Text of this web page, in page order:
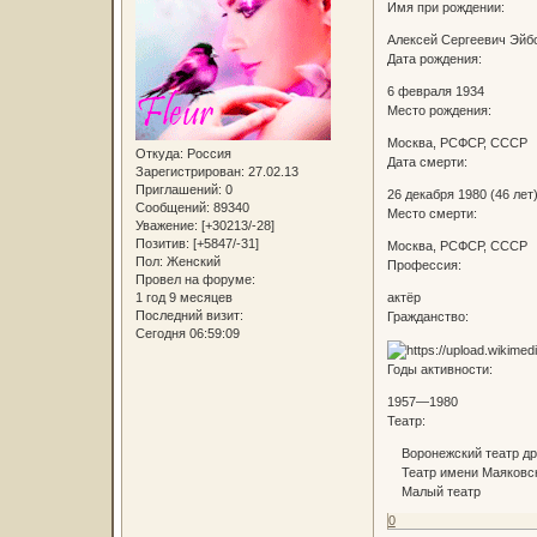
Откуда: Россия
Зарегистрирован: 27.02.13
Приглашений: 0
Сообщений: 89340
Уважение: [+30213/-28]
Позитив: [+5847/-31]
Пол: Женский
Провел на форуме:
1 год 9 месяцев
Последний визит:
Сегодня 06:59:09
Имя при рождении:
Алексей Сергеевич
Дата рождения:
6 февраля 1934
Место рождения:
Москва, РСФСР, СССР
Дата смерти:
26 декабря 1980 (46 лет)
Место смерти:
Москва, РСФСР, СССР
Профессия:
актёр
Гражданство:
Годы активности:
1957—1980
Театр:
Воронежский театр
Театр имени
Малый театр
0